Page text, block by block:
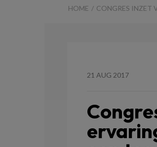
HOME CONGRES INZET
21 AUG 2017